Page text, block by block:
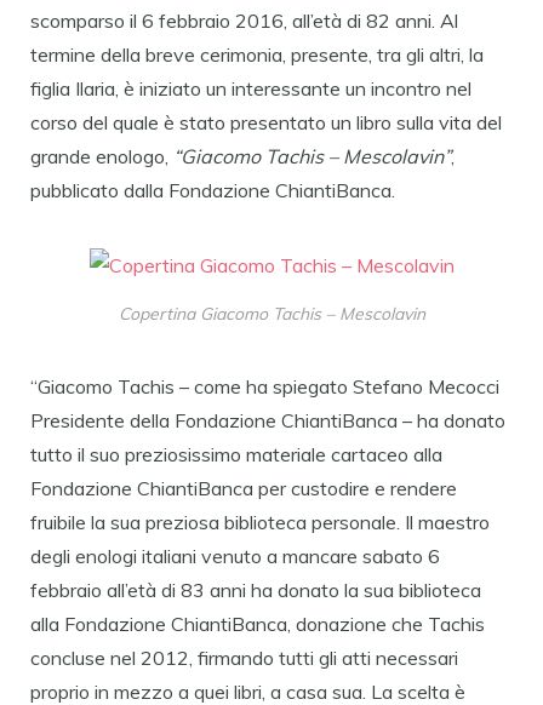
scomparso il 6 febbraio 2016, all’età di 82 anni. Al
termine della breve cerimonia, presente, tra gli altri, la
figlia Ilaria, è iniziato un interessante un incontro nel
corso del quale è stato presentato un libro sulla vita del
grande enologo, “Giacomo Tachis – Mescolavin”,
pubblicato dalla Fondazione ChiantiBanca.
Copertina Giacomo Tachis – Mescolavin
“Giacomo Tachis – come ha spiegato Stefano Mecocci
Presidente della Fondazione ChiantiBanca – ha donato
tutto il suo preziosissimo materiale cartaceo alla
Fondazione ChiantiBanca per custodire e rendere
fruibile la sua preziosa biblioteca personale. Il maestro
degli enologi italiani venuto a mancare sabato 6
febbraio all’età di 83 anni ha donato la sua biblioteca
alla Fondazione ChiantiBanca, donazione che Tachis
concluse nel 2012, firmando tutti gli atti necessari
proprio in mezzo a quei libri, a casa sua. La scelta è